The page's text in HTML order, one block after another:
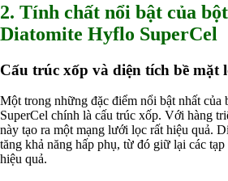
Silicone Kingbond
Silicone Shinetsu
Keo Silicone
Giới Thiệu
Quy trình sản xuất
Tin tức
VMC GROUP
Ngành Hóa Chất
2. Tính chất nổi bật của
Diatomite Hyflo SuperCel
Cấu trúc xốp và diện tích bề mặt
Một trong những đặc điểm nổi bật nhất của
SuperCel chính là cấu trúc xốp. Với hàng
này tạo ra một mạng lưới lọc rất hiệu quả.
tăng khả năng hấp phụ, từ đó giữ lại các
hiệu quả.